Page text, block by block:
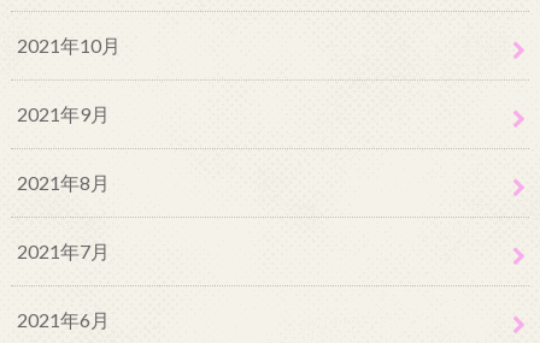
2021年10月
2021年9月
2021年8月
2021年7月
2021年6月